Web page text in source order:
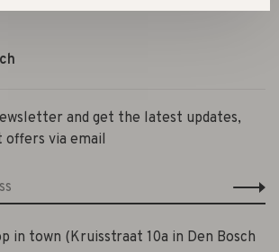
and get the latest updates,
offers via email
in town (Kruisstraat 10a in Den Bosch